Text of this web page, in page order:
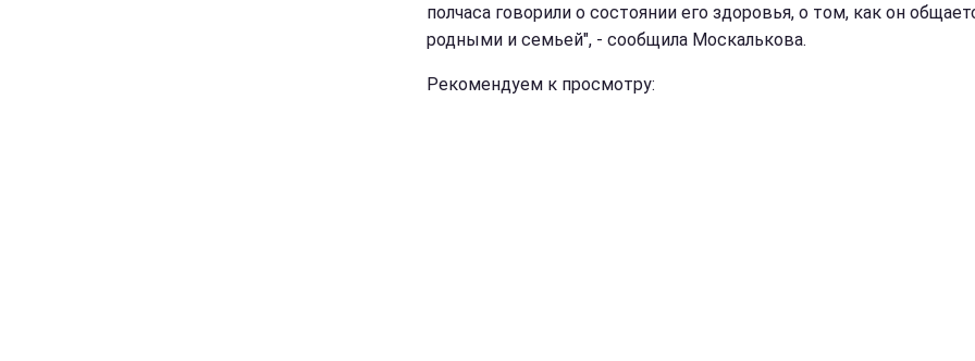
полчаса говорили о состоянии его здоровья, о том, как он
родными и семьей", - сообщила Москалькова.
Рекомендуем к просмотру: